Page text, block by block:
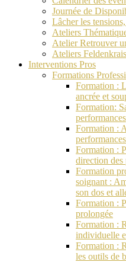
Journée de
Lâcher les
Ateliers
Atelier Retrouver
Ateliers
Interventions Pros
Formations
Formation :
ancrée et
Formation:
performances
Formation :
Formation :
direction des
Formation
soignant :
son dos et
Formation :
prolongée
Formation :
individuelle
Formation :
les outils de